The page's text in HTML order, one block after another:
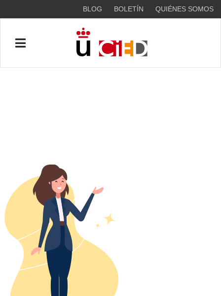
BLOG BOLETÍN QUIÉNES SOMOS